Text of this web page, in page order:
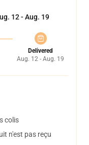
12 - Aug. 19
Delivered
Aug. 12 - Aug. 19
colis
n'est pas reçu